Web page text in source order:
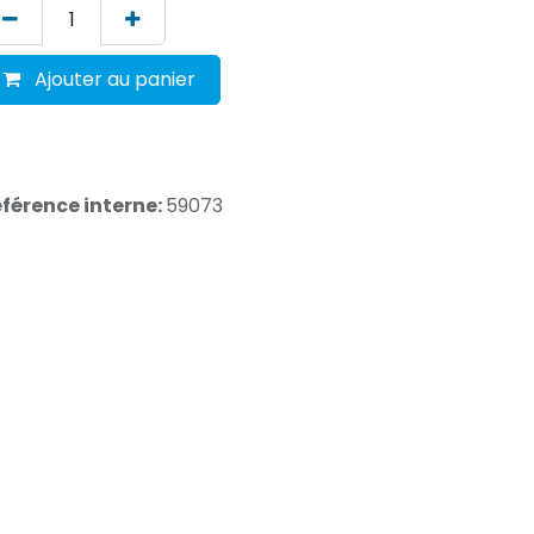
Ajouter au panier
interne:59073